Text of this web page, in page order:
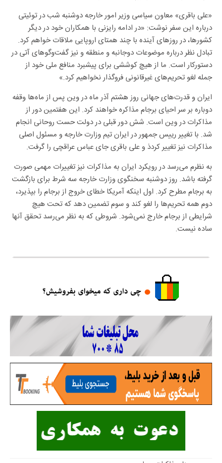
«علی باقری» معاون سیاسی وزیر امور خارجه دوشنبه شب در توئیتی
درباره این سفر نوشت: «در ادامه رایزنی با همکاران خود در دیگر
کشورها، در روزهای آینده با چند همتای اروپایی ملاقات خواهم کرد.
تبادل نظر درباره موضوعات دوجانبه و منطقه و نیز گفت‌وگوهای آتی در
دستورکار است. ما از هیچ کوششی برای پیشبرد منافع ملی خود از
جمله لغو تحریم‌های غیرقانونی فروگذار نخواهیم کرد.»
ایران و قدرت‌های جهانی روز هشتم آذر ماه در وین پس از ماه‌ها وقفه
دوباره بر سر احیای برجام مذاکره خواهند کرد. این هفتمین دور از
مذاکرات در وین است. شش دور قبلی در دولت حست روحانی انجام
شد. با تغییر رییس جمهور در ایران تیم وزارت خارجه و مسئول اصلی
مذاکرات نیز تغییر کردذ و علی باقری جای عباس عراقچی را گرفت.
به نظرم می‌رسد در رویکرد ایران به مذاکرات نیز تغییرات مهمی صورت
گرفته باشد. روز دوشنبه سخنگوی وزارت خارجه سه شرط برای بازگشت
به برجام مطرح کرد. اول اینکه آمریکا خطای خروج از برجام را بپذیرد،
دوم همه تحریم‌ها را لغو کند و سوم تضمین دهد که تحت هیچ
شرایطی از برجام خارج نمی‌شود. شروطی که به نظر می‌رسد تحقق آنها
ساده نیست.